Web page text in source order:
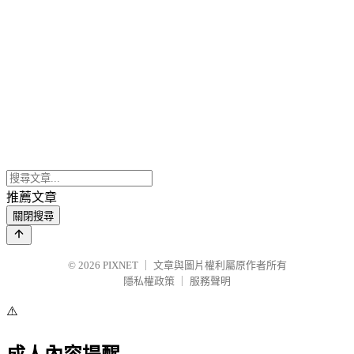
推薦文章
關閉搜尋
© 2026 PIXNET
文章與圖片權利屬原作者所有
隱私權政策
服務聲明
⚠️